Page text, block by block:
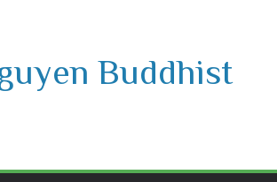
Buddhist